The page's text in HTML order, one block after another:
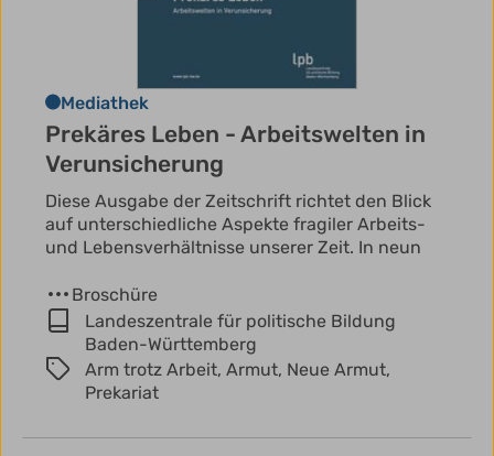
Mediathek
Prekäres Leben - Arbeitswelten in
Verunsicherung
Diese Ausgabe der Zeitschrift richtet den Blick
auf unterschiedliche Aspekte fragiler Arbeits-
und Lebensverhältnisse unserer Zeit. In neun
Broschüre
Landeszentrale für politische Bildung
Baden-Württemberg
Arm trotz Arbeit, Armut, Neue Armut,
Prekariat